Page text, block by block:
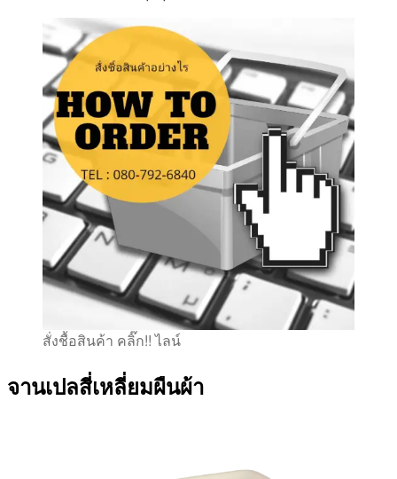
สั่งชื้อสินค้า คลิ๊ก!! ไลน์
จานเปลสี่เหลี่ยมผืนผ้า